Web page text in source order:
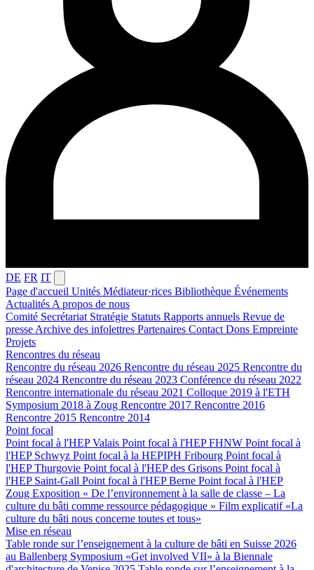
DE FR IT
Page d'accueil Unités Médiateur·rices Bibliothèque Événements
Actualités A propos de nous
Comité Secrétariat Stratégie Statuts Rapports annuels Revue de
presse Archive des infolettres Partenaires Contact Dons Empreinte
Projets
Rencontres du réseau
Rencontre du réseau 2026 Rencontre du réseau 2025 Rencontre du
réseau 2024 Rencontre du réseau 2023 Conférence du réseau 2022
Rencontre internationale du réseau 2021 Colloque 2019 à l'ETH
Symposium 2018 à Zoug Rencontre 2017 Rencontre 2016
Rencontre 2015 Rencontre 2014
Point focal
Point focal à l'HEP Valais Point focal à l'HEP FHNW Point focal à
l'HEP Schwyz Point focal à la HEPIPH Fribourg Point focal à
l'HEP Thurgovie Point focal à l'HEP des Grisons Point focal à
l'HEP Saint-Gall Point focal à l'HEP Berne Point focal à l'HEP
Zoug Exposition « De l’environnement à la salle de classe – La
culture du bâti comme ressource pédagogique » Film explicatif «La
culture du bâti nous concerne toutes et tous»
Mise en réseau
Table ronde sur l’enseignement à la culture de bâti en Suisse 2026
au Ballenberg Symposium «Get involved VII» à la Biennale